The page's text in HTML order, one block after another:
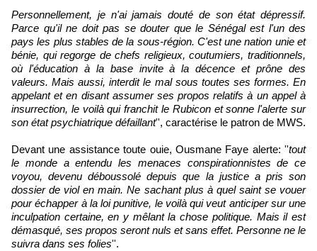
Personnellement, je n'ai jamais douté de son état dépressif.
Parce qu'il ne doit pas se douter que le Sénégal est l'un des
pays les plus stables de la sous-région. C'est une nation unie et
bénie, qui regorge de chefs religieux, coutumiers, traditionnels,
où l'éducation à la base invite à la décence et prône des
valeurs. Mais aussi, interdit le mal sous toutes ses formes. En
appelant et en disant assumer ses propos relatifs à un appel à
insurrection, le voilà qui franchit le Rubicon et sonne l'alerte sur
son état psychiatrique défaillant'', caractérise le patron de MWS.
Devant une assistance toute ouie, Ousmane Faye alerte: ''tout
le monde a entendu les menaces conspirationnistes de ce
voyou, devenu déboussolé depuis que la justice a pris son
dossier de viol en main. Ne sachant plus à quel saint se vouer
pour échapper à la loi punitive, le voilà qui veut anticiper sur une
inculpation certaine, en y mêlant la chose politique. Mais il est
démasqué, ses propos seront nuls et sans effet. Personne ne le
suivra dans ses folies''.